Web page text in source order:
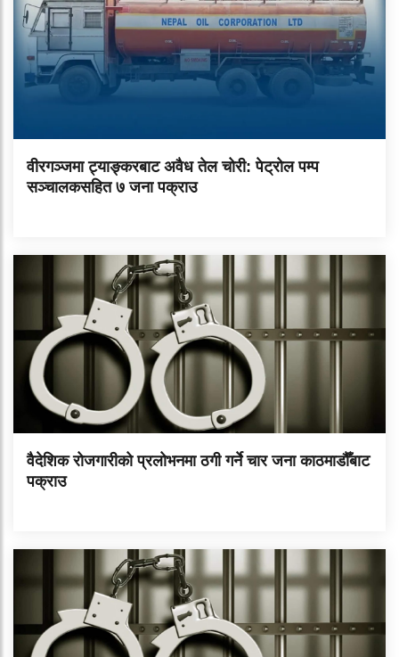
वीरगञ्जमा ट्याङ्करबाट अवैध तेल चोरी: पेट्रोल पम्प
सञ्चालकसहित ७ जना पक्राउ
वैदेशिक रोजगारीको प्रलोभनमा ठगी गर्ने चार जना काठमाडौँबाट
पक्राउ